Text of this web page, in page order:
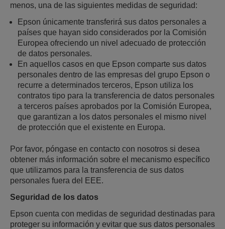
menos, una de las siguientes medidas de seguridad:
Epson únicamente transferirá sus datos personales a
países que hayan sido considerados por la Comisión
Europea ofreciendo un nivel adecuado de protección
de datos personales.
En aquellos casos en que Epson comparte sus datos
personales dentro de las empresas del grupo Epson o
recurre a determinados terceros, Epson utiliza los
contratos tipo para la transferencia de datos personales
a terceros países aprobados por la Comisión Europea,
que garantizan a los datos personales el mismo nivel
de protección que el existente en Europa.
Por favor, póngase en contacto con nosotros si desea
obtener más información sobre el mecanismo específico
que utilizamos para la transferencia de sus datos
personales fuera del EEE.
Seguridad de los datos
Epson cuenta con medidas de seguridad destinadas para
proteger su información y evitar que sus datos personales